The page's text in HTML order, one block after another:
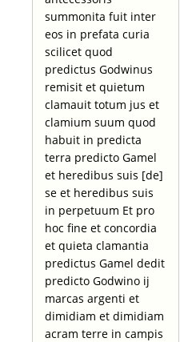
summonita fuit inter
eos in prefata curia
scilicet quod
predictus Godwinus
remisit et quietum
clamauit totum jus et
clamium suum quod
habuit in predicta
terra predicto Gamel
et heredibus suis [de]
se et heredibus suis
in perpetuum Et pro
hoc fine et concordia
et quieta clamantia
predictus Gamel dedit
predicto Godwino ij
marcas argenti et
dimidiam et dimidiam
acram terre in campis